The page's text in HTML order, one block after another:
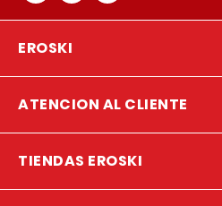
EROSKI
ATENCION AL CLIENTE
TIENDAS EROSKI